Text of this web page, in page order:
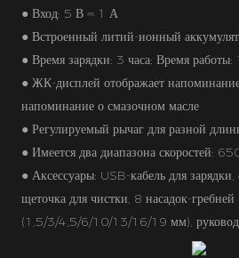
● Вход: 5 В ⎓ 1 А
● Встроенный литий-ионный
● Время зарядки: 3 часа; Время
● ЖК-дисплей отображает
напоминание о смазочном масле
● Регулируемый рычаг для разной
● Имеется два диапазона скоростей:
● Аксессуары: USB-кабель для зарядки,
щеточка для чистки, 8 насадок-гребней
(1,5/3/4,5/6/10/13/16/19 мм),